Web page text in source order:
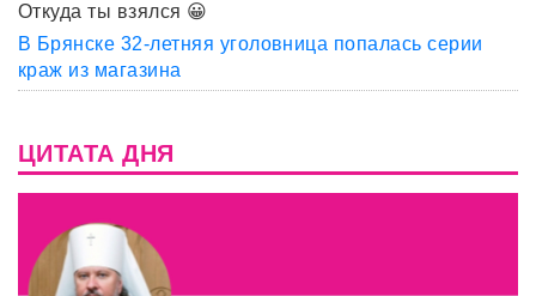
Откуда ты взялся 😀
В Брянске 32-летняя уголовница попалась серии
краж из магазина
ЦИТАТА ДНЯ